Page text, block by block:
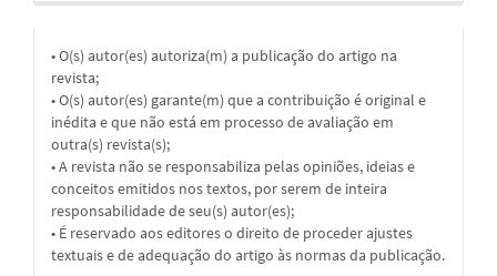
• O(s) autor(es) autoriza(m) a publicação do artigo na
revista;
• O(s) autor(es) garante(m) que a contribuição é original e
inédita e que não está em processo de avaliação em
outra(s) revista(s);
• A revista não se responsabiliza pelas opiniões, ideias e
conceitos emitidos nos textos, por serem de inteira
responsabilidade de seu(s) autor(es);
• É reservado aos editores o direito de proceder ajustes
textuais e de adequação do artigo às normas da publicação.